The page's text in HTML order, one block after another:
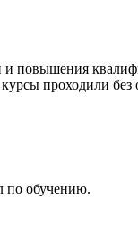
повышения
проходили без
по обучению.